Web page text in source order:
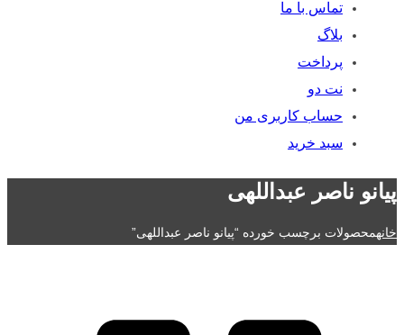
تماس با ما
بلاگ
پرداخت
نت دو
حساب کاربری من
سبد خرید
پیانو ناصر عبداللهی
خانهمحصولات برچسب خورده “پیانو ناصر عبداللهی”